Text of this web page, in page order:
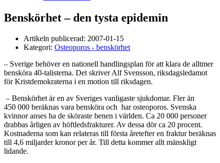
Benskörhet – den tysta epidemin
Artikeln publicerad: 2007-01-15
Kategori: Osteoporos - benskörhet
– Sverige behöver en nationell handlingsplan för att klara de alltmer
bensköra 40-talisterna. Det skriver Alf Svensson, riksdagsledamot
för Kristdemokraterna i en motion till riksdagen.
– Benskörhet är en av Sveriges vanligaste sjukdomar. Fler än
450 000 beräknas vara bensköra och har osteoporos. Svenska
kvinnor anses ha de sköraste benen i världen. Ca 20 000 personer
drabbas årligen av höftledsfrakturer. Av dessa dör ca 20 procent.
Kostnaderna som kan relateras till första åretefter en fraktur beräknas
till 4,6 miljarder kronor per år. Till detta kommer allt mänskligt
lidande.